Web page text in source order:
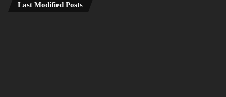
Last Modified Posts